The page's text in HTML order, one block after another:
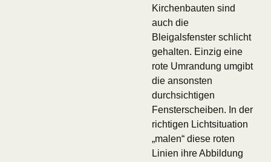
Kirchenbauten sind
auch die
Bleigalsfenster schlicht
gehalten. Einzig eine
rote Umrandung umgibt
die ansonsten
durchsichtigen
Fensterscheiben. In der
richtigen Lichtsituation
„malen“ diese roten
Linien ihre Abbildung